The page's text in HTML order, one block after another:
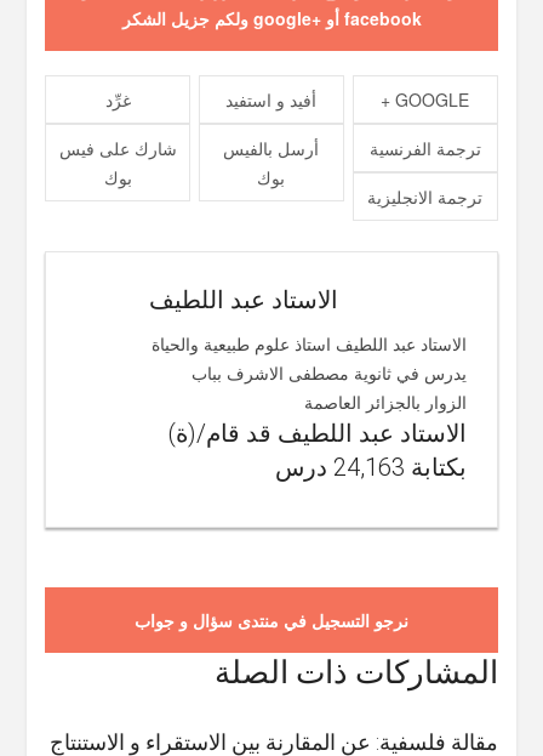
facebook أو +google ولكم جزيل الشكر
غرِّد أفيد و استفيد
GOOGLE +
شارك على فيس
بوك
أرسل بالفيس
بوك
ترجمة الفرنسية
ترجمة الانجليزية
الاستاد عبد اللطيف
الاستاد عبد اللطيف استاذ علوم طبيعية والحياة
يدرس في ثانوية مصطفى الاشرف بباب
الزوار بالجزائر العاصمة
الاستاد عبد اللطيف قد قام/(ة)
بكتابة 24,163 درس
نرجو التسجيل في منتدى سؤال و جواب
المشاركات ذات الصلة
مقالة فلسفية: عن المقارنة بين الاستقراء و الاستنتاج